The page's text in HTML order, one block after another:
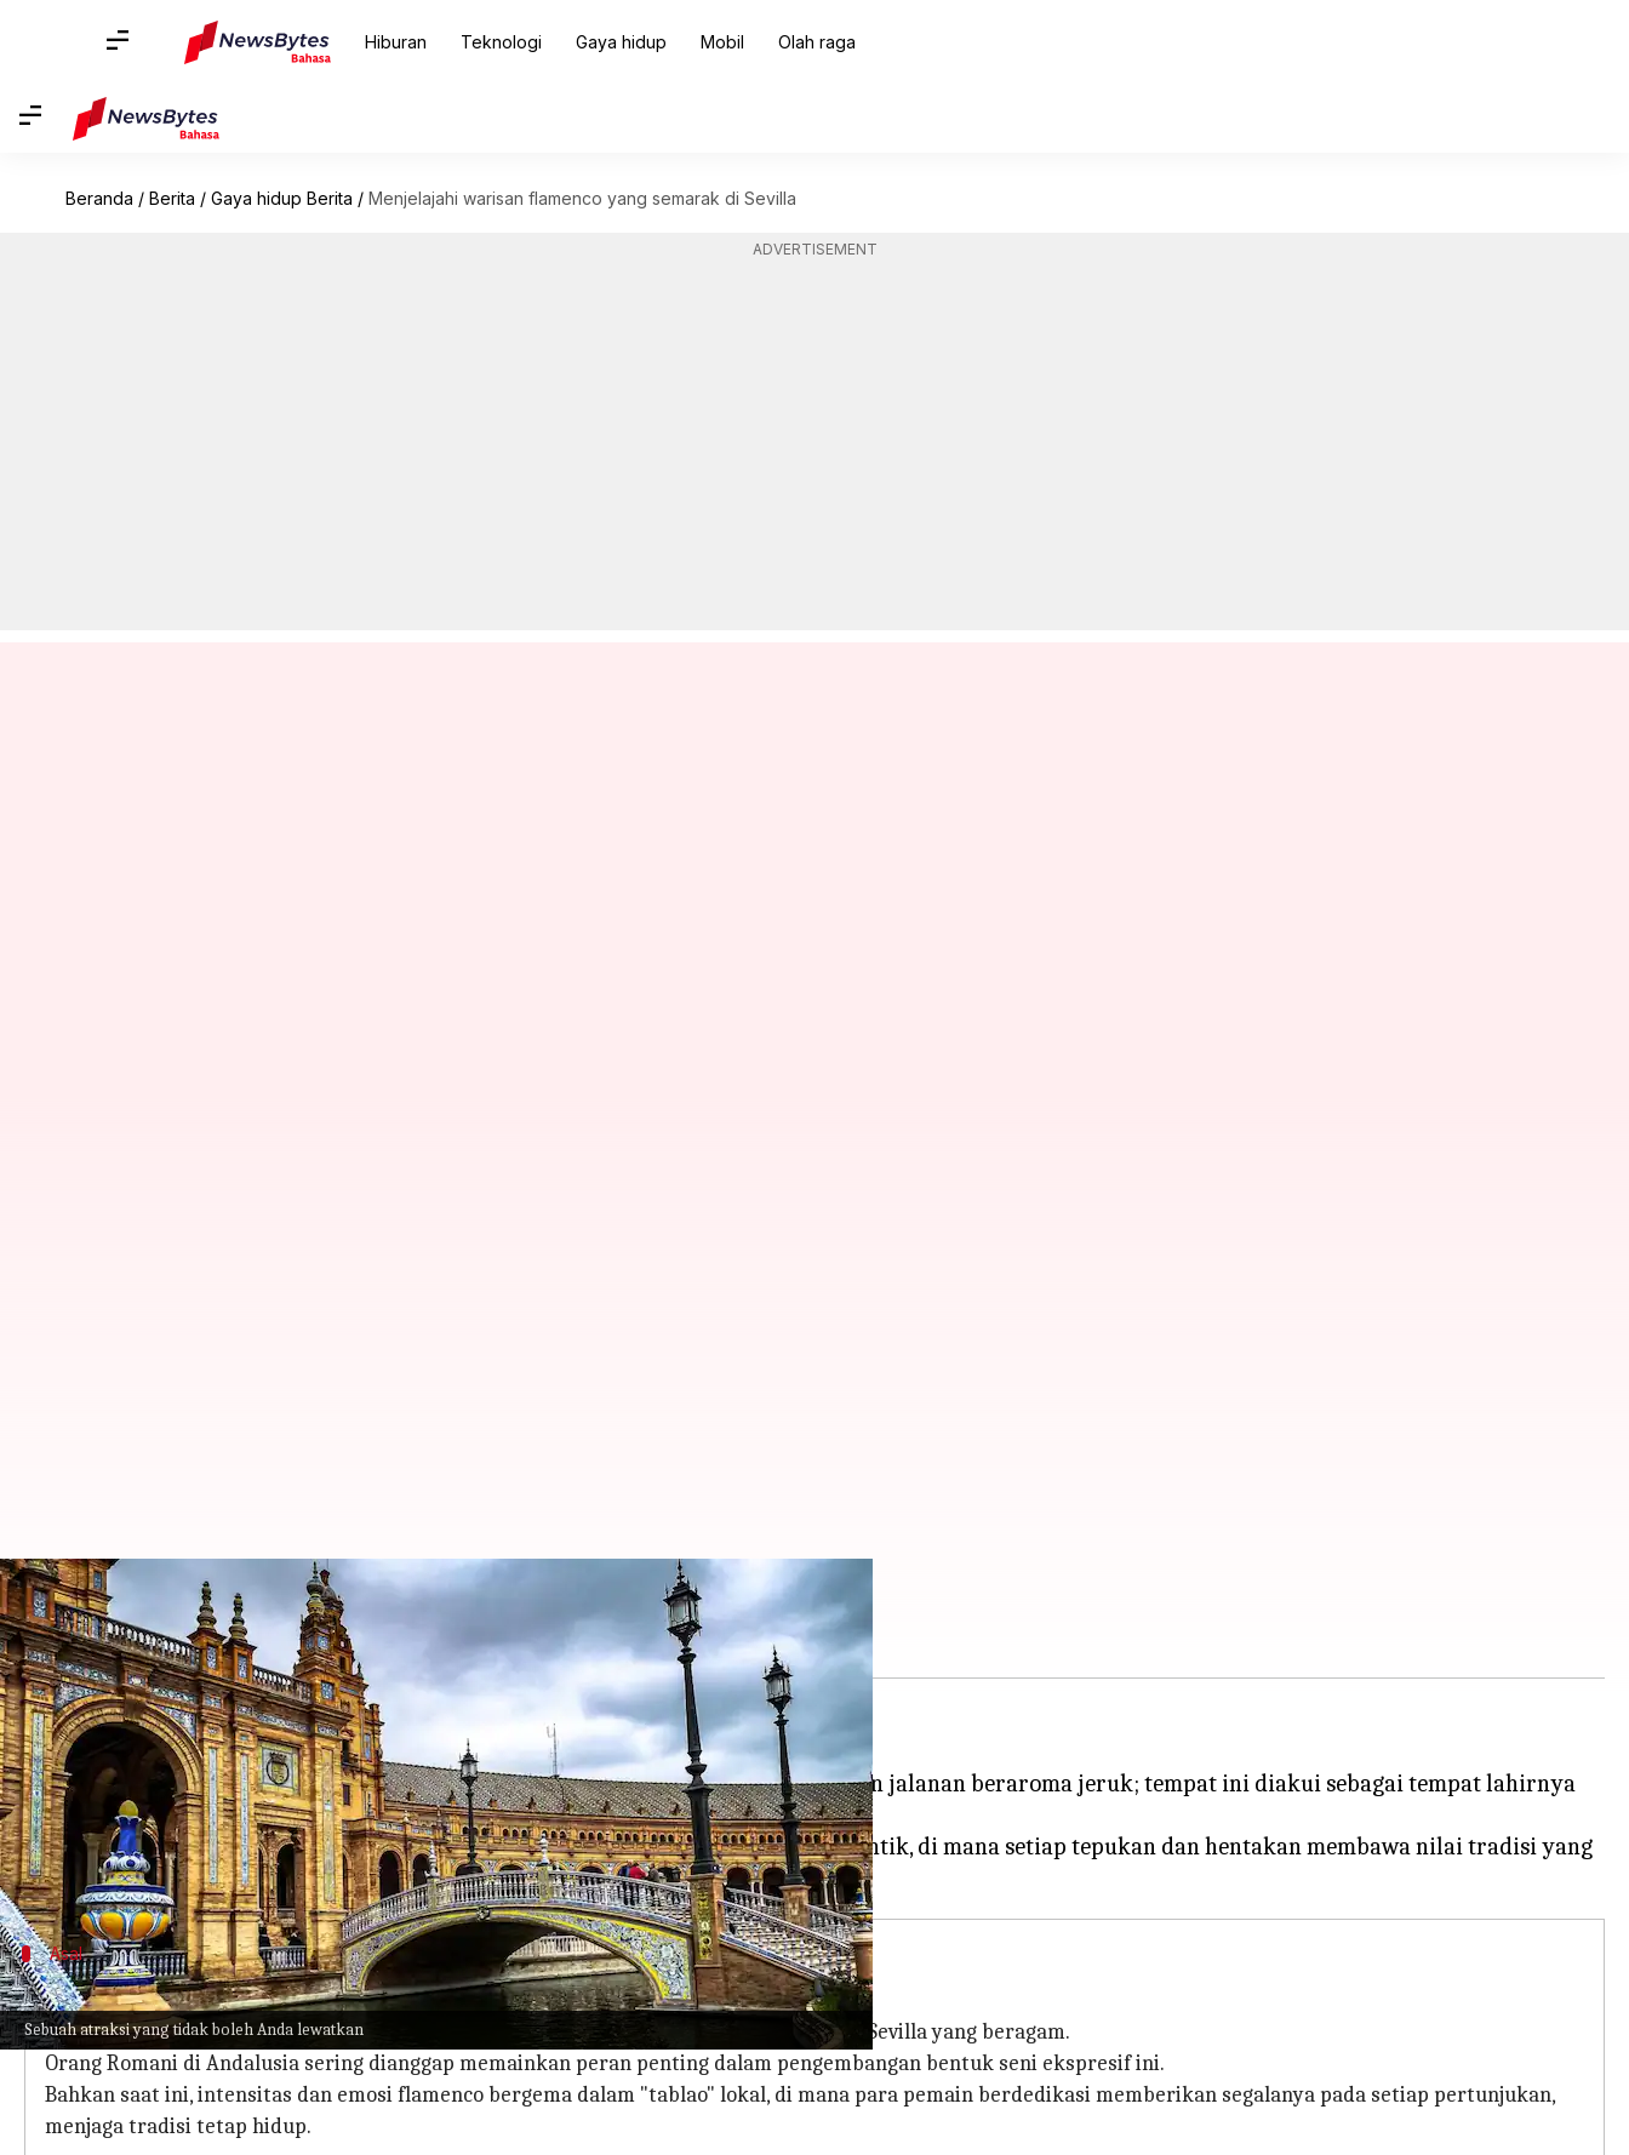
Hiburan Teknologi Gaya hidup Mobil Olah raga
Beranda / Berita / Gaya hidup Berita / Menjelajahi warisan flamenco yang semarak di Sevilla
ADVERTISEMENT
Sebuah atraksi yang tidak boleh Anda lewatkan
Menjelajahi warisan flamenco yang semarak di Sevilla
menulis Bob Apr 24, 2024 10:15 am
Apa ceritanya
Sevilla membisikkan sejarah flamenco dengan setiap batu bulat.
Ibu kota Andalusia ini menawarkan lebih dari sekadar arsitektur menakjubkan dan jalanan beraroma jeruk; tempat ini diakui sebagai tempat lahirnya
tarian penuh gairah yang bergema sepanjang waktu.
Pengunjung tertarik untuk merasakan flamenco dalam bentuknya yang paling otentik, di mana setiap tepukan dan hentakan membawa nilai tradisi yang
Asal
Tempat lahirnya flamenco
Melodi penuh perasaan dan gerakan dinamis flamenco berakar jauh di lanskap budaya Sevilla yang beragam.
Orang Romani di Andalusia sering dianggap memainkan peran penting dalam pengembangan bentuk seni ekspresif ini.
Bahkan saat ini, intensitas dan emosi flamenco bergema dalam "tablao" lokal, di mana para pemain berdedikasi memberikan segalanya pada setiap pertunjukan,
menjaga tradisi tetap hidup.